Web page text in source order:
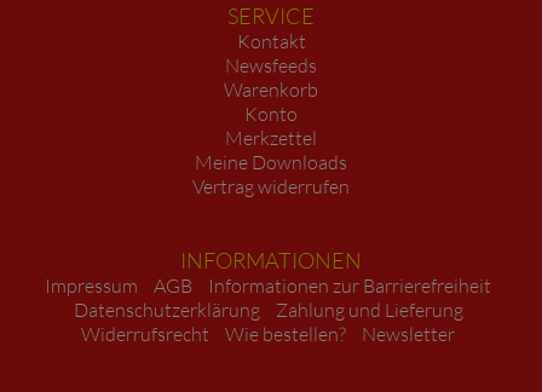
SERVICE
Kontakt
Newsfeeds
Warenkorb
Konto
Merkzettel
Meine Downloads
Vertrag widerrufen
INFORMATIONEN
Impressum AGB
Informationen zur Barrierefreiheit
Datenschutzerklärung
Zahlung und Lieferung
Widerrufsrecht
Wie bestellen? Newsletter